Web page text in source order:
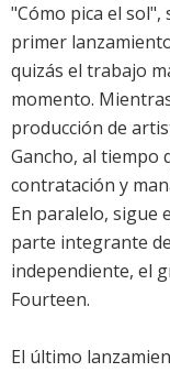
"Cómo pica el
primer
quizás el trabajo
momento.
producción de
Gancho, al tiempo
contratación y
En paralelo, sigue
parte integrante
independiente, el
Fourteen.
El último